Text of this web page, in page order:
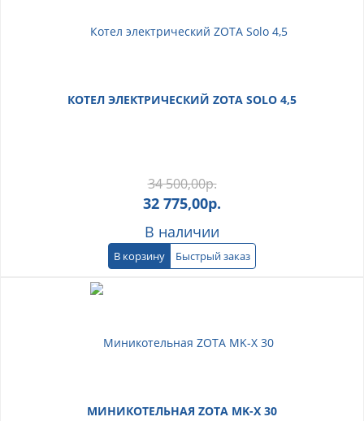
КОТЕЛ ЭЛЕКТРИЧЕСКИЙ ZOTA SOLO 4,5
34 500,00р.
32 775,00р.
В наличии
В корзину Быстрый заказ
МИНИКОТЕЛЬНАЯ ZOTA MK-X 30